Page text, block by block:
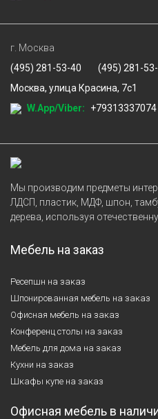
г. Москва
(495) 281-53-40
(495) 281-
Москва, улица Красина, 7с1
W.App/Viber:
+79313337074
Мы производим предметы
ЛДСП, пластик, МДФ, шпон,
дерева, используя
Мебель на заказ
Ресепшн на заказ
Шпонированная мебель на заказ
Офисная мебель на заказ
Конференц столы на заказ
Мебель для дома на заказ
Кухни на заказ
Шкафы купе на заказ
Офисная мебель в